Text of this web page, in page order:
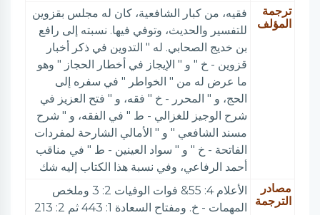
ترجمة
المؤلف
فقيه، من كبار الشافعية، كان له مجلس بقزوين
للتفسير والحديث، وتوفي فيها. نسبته إلى رافع
بن خديج الصحابي. له " التدوين في ذكر أخبار
قزوين - خ " و " الإيجاز في أخطار الحجاز " وهو
ما عرض له من " الخواطر " في سفره إلى
الحج، و " المحرر - خ " فقه، و " فتح العزيز في
شرح الوجيز للغزالي - ط " في الفقه، و " شرح
مسند الشافعي " و " الأمالي الشارحة لمفردات
الفاتحة - خ " و " سواد العينين - ط " في مناقب
أحمد الرفاعي، وفي نسبة هذا الكتاب إليه شك
مصادر
الترجمة
الأعلام 4: 55& فوات الوفيات 2: 3 وملخص
المهمات - خ. ومفتاح السعادة 1: 443 ثم 2: 213